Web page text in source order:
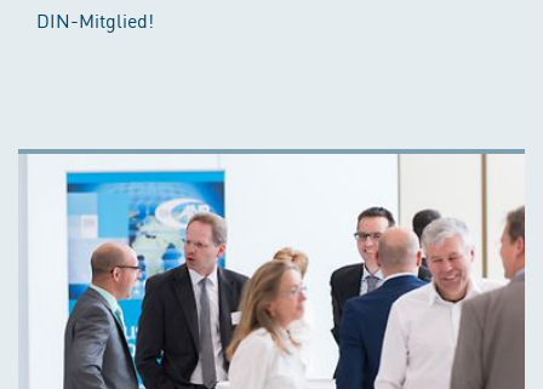
DIN-Mitglied!